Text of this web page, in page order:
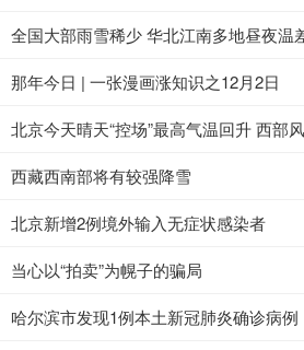
全国大部雨雪稀少 华北江南多地昼夜
那年今日 | 一张漫画涨知识之12月2日
北京今天晴天“控场”最高气温回升 西部
西藏西南部将有较强降雪
北京新增2例境外输入无症状感染者
当心以“拍卖”为幌子的骗局
哈尔滨市发现1例本土新冠肺炎确诊病例